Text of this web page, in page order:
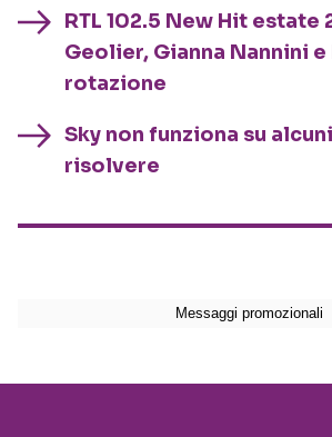
RTL 102.5 New Hit estate
Geolier, Gianna Nannini
rotazione
Sky non funziona su
risolvere